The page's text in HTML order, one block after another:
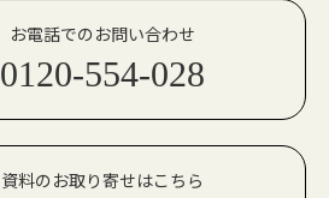
お電話でのお問い合わせ
0120-554-028
資料のお取り寄せはこちら